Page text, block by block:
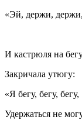
«Эй, держи,
И кастрюля на
Закричала утюгу:
«Я бегу, бегу, бегу,
Удержаться не